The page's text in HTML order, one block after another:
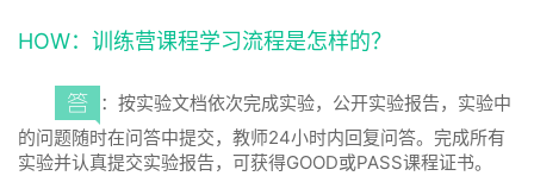
HOW：训练营课程学习流程是怎样的？
：按实验文档依次完成实验，公开实验报告，实验中
的问题随时在问答中提交，教师24小时内回复问答。完成所有
实验并认真提交实验报告，可获得GOOD或PASS课程证书。